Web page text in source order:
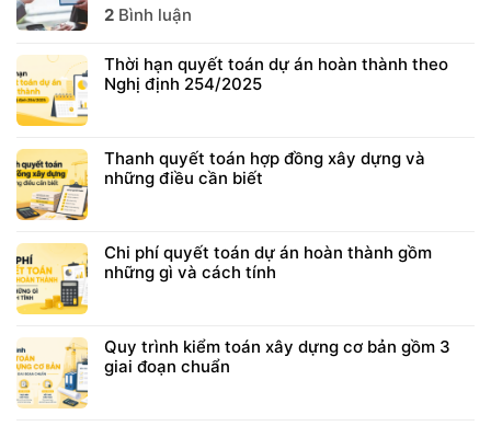
2 Bình luận
Thời hạn quyết toán dự án hoàn thành theo
Nghị định 254/2025
Thanh quyết toán hợp đồng xây dựng và
những điều cần biết
Chi phí quyết toán dự án hoàn thành gồm
những gì và cách tính
Quy trình kiểm toán xây dựng cơ bản gồm 3
giai đoạn chuẩn